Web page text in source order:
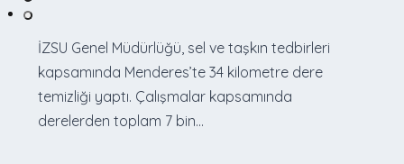
İZSU Genel Müdürlüğü, sel ve taşkın tedbirleri
kapsamında Menderes’te 34 kilometre dere
temizliği yaptı. Çalışmalar kapsamında
derelerden toplam 7 bin...